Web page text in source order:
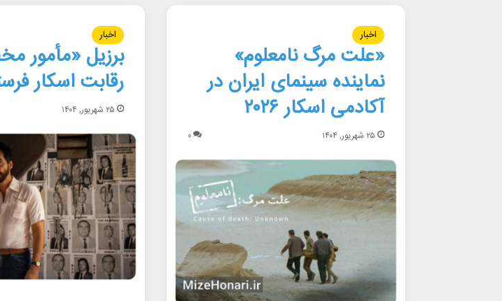
اخبار
«علت مرگ نامعلوم»
نماینده سینمای ایران در
آکادمی اسکار ۲۰۲۶
۲۵ شهریور, ۱۴۰۴ ۰
اخبار
برزیل «مأمور
رقابت اسکار
۲۵ شهریور, ۱۴۰۴